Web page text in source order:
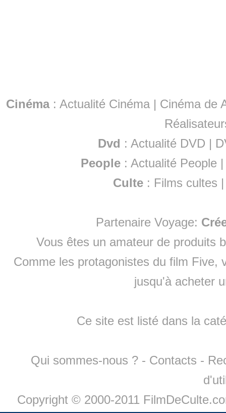
Cinéma: Actualité Cinéma | Cinéma de
Dvd : Actualité DVD |
People :Actualité People
Culte : Films cultes
Partenaire Voyage:
Vous êtes un amateur de produits
Comme les protagonistes du film Five,
jusqu'à acheter
Ce site est listé dans la
Qui sommes-nous ? - Contacts -
Copyright © 2000-2011